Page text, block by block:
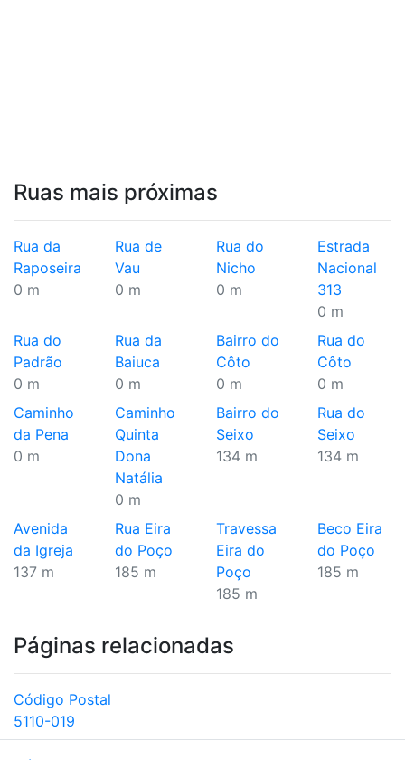
Ruas mais próximas
Rua da
Raposeira
0 m
Rua de
Vau
0 m
Rua do
Nicho
0 m
Estrada
Nacional
313
0 m
Rua do
Padrão
0 m
Rua da
Baiuca
0 m
Bairro do
Côto
0 m
Rua do
Côto
0 m
Caminho
da Pena
0 m
Caminho
Quinta
Dona
Natália
0 m
Bairro do
Seixo
134 m
Rua do
Seixo
134 m
Avenida
da Igreja
137 m
Rua Eira
do Poço
185 m
Travessa
Eira do
Poço
185 m
Beco Eira
do Poço
185 m
Páginas relacionadas
Código Postal
5110-019